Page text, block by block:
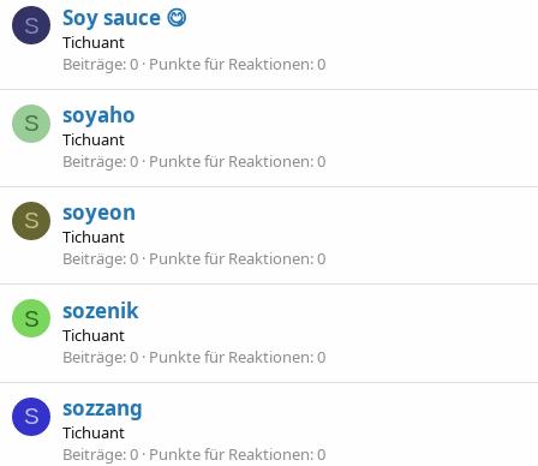
S Soy sauce 😋
Tichuant
Beiträge 0 Punkte für Reaktionen 0
S soyaho
Tichuant
Beiträge 0 Punkte für Reaktionen 0
S soyeon
Tichuant
Beiträge 0 Punkte für Reaktionen 0
S sozenik
Tichuant
Beiträge 0 Punkte für Reaktionen 0
S sozzang
Tichuant
Beiträge 0 Punkte für Reaktionen 0